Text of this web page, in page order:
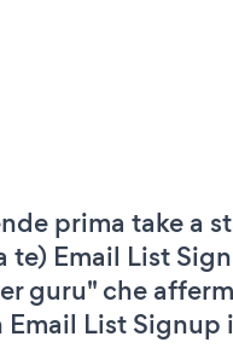
prima take a
te) Email List
guru" che
List Signup